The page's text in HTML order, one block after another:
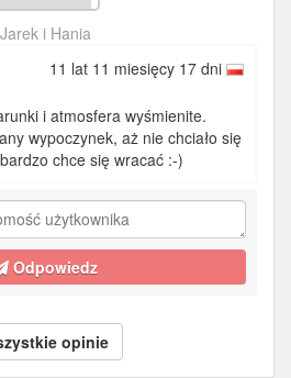
Jarek i Hania
11 lat 11 miesięcy 17 dni
i atmosfera wyśmienite.
wypoczynek, aż nie chciało się
chce się wracać :-)
Odpowiedz
opinie